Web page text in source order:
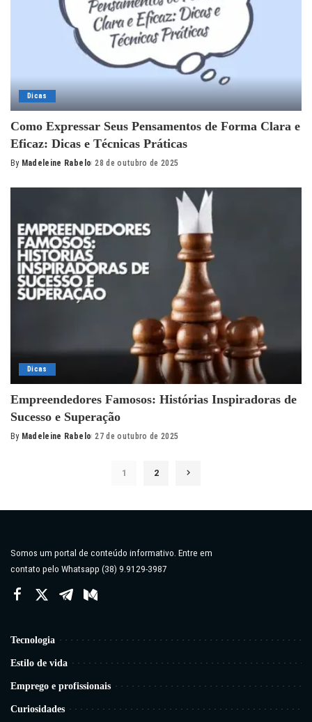
Dicas
Como Expressar Seus Pensamentos de Forma Clara e
Eficaz: Dicas e Técnicas Práticas
Posted
By Madeleine Rabelo 28 de outubro de 2025
Dicas
Empreendedores Famosos: Histórias Inspiradoras de
Sucesso e Superação
Posted
By Madeleine Rabelo 27 de outubro de 2025
1 2
Somos um portal de conteúdo informativo. Entre em
contato pelo Whatsapp (38) 9.9129-3987
Tecnologia
Estilo de vida
Emprego e profissionais
Curiosidades